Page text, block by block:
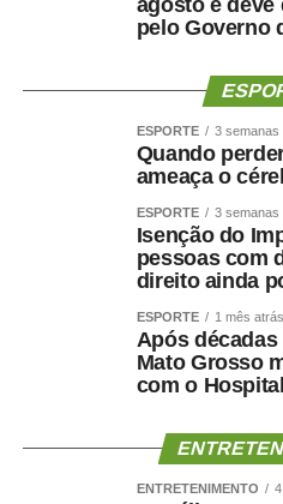
pelo Governo
ESPORTE 3 semanas
Quando
ameaça o
ESPORTE 3 semanas
Isenção do
pessoas com
direito ainda
ESPORTE 1 mês atrás
Após
Mato Grosso
com o
ENTRETENIMENTO